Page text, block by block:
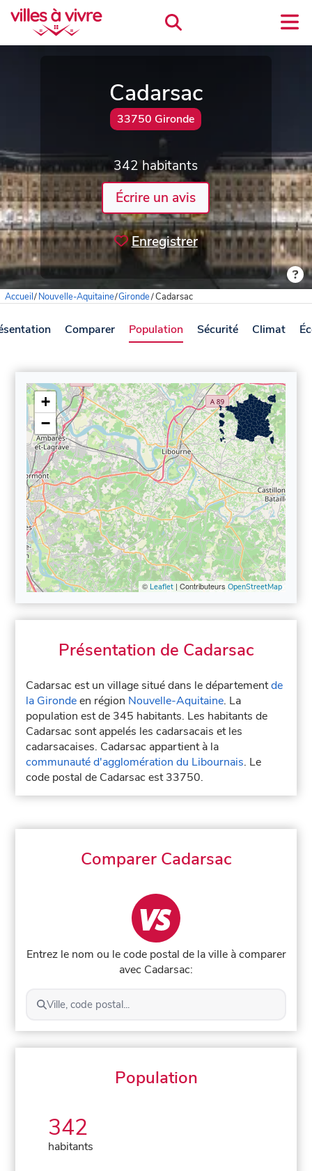
Cadarsac
33750 Gironde
342 habitants
Écrire un avis
Enregistrer
Accueil/Nouvelle-Aquitaine/Gironde/Cadarsac
Comparer Population Sécurité Climat
+
−
© Leaflet| Contributeurs OpenStreetMap
Présentation de Cadarsac
Cadarsac est un village situé dans le départementde
la Girondeen région Nouvelle-Aquitaine. La
population est de 345 habitants. Les habitants de
Cadarsac sont appelés les cadarsacais et les
cadarsacaises. Cadarsac appartient à la
communauté d'agglomération du Libournais. Le
code postal de Cadarsac est 33750.
Comparer Cadarsac
Entrez le nom ou le code postal de la ville à comparer
avec Cadarsac:
Ville, code postal...
Population
342
habitants